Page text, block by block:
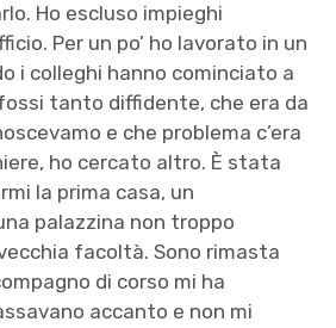
Ho escluso impieghi
Per un po’ ho lavorato in un
i colleghi hanno cominciato a
tanto diffidente, che era da
e che problema c’era
ho cercato altro. È stata
la prima casa, un
palazzina non troppo
facoltà. Sono rimasta
di corso mi ha
accanto e non mi